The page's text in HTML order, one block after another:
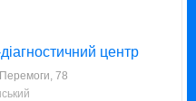
центр
78